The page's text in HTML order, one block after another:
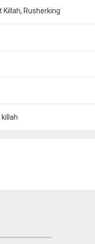
Killah, Rusherking
killah